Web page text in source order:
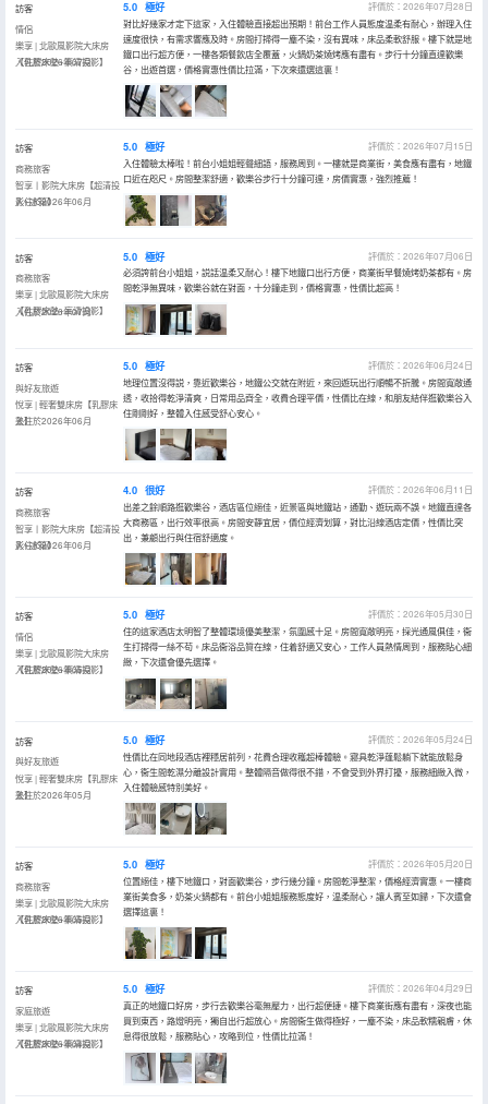
訪客
情侶
樂享 | 北歐風影院大床房
【乳膠床墊+高清投影】
入住於2026年07月
5.0 極好
評價於：2026年07月28日
對比好幾家才定下這家，入住體驗直接超出預期！前台工作人員態度温柔有耐心，辦理入住
速度很快，有需求響應及時。房間打掃得一塵不染，沒有異味，床品柔軟舒服。樓下就是地
鐵口出行超方便，一樓各類餐飲店全覆蓋，火鍋奶茶燒烤應有盡有。步行十分鐘直達歡樂
谷，出遊首選，價格實惠性價比拉滿，下次來還選這裏！
訪客
商務旅客
智享丨影院大床房【超清投
影+冰箱】
入住於2026年06月
5.0 極好
評價於：2026年07月15日
入住體驗太棒啦！前台小姐姐輕聲細語，服務周到。一樓就是商業街，美食應有盡有，地鐵
口近在咫尺。房間整潔舒適，歡樂谷步行十分鐘可達，房價實惠，強烈推薦！
訪客
商務旅客
樂享 | 北歐風影院大床房
【乳膠床墊+高清投影】
入住於2026年07月
5.0 極好
評價於：2026年07月06日
必須誇前台小姐姐，説話温柔又耐心！樓下地鐵口出行方便，商業街早餐燒烤奶茶都有。房
間乾淨無異味，歡樂谷就在對面，十分鐘走到，價格實惠，性價比超高！
訪客
與好友旅遊
悅享 | 輕奢雙床房【乳膠床
墊】
入住於2026年06月
5.0 極好
評價於：2026年06月24日
地理位置沒得説，靠近歡樂谷，地鐵公交就在附近，來回遊玩出行順暢不折騰。房間寬敞通
透，收拾得乾淨清爽，日常用品齊全，收費合理平價，性價比在線，和朋友結伴逛歡樂谷入
住剛剛好，整體入住感受舒心安心。
訪客
商務旅客
智享丨影院大床房【超清投
影+冰箱】
入住於2026年06月
4.0 很好
評價於：2026年06月11日
出差之餘順路逛歡樂谷，酒店區位絕佳，近景區與地鐵站，通勤、遊玩兩不誤。地鐵直達各
大商務區，出行效率很高。房間安靜宜居，價位經濟划算，對比沿線酒店定價，性價比突
出，兼顧出行與住宿舒適度。
訪客
情侶
樂享 | 北歐風影院大床房
【乳膠床墊+高清投影】
入住於2026年05月
5.0 極好
評價於：2026年05月30日
住的這家酒店太明智了整體環境優美整潔，氛圍感十足。房間寬敞明亮，採光通風俱佳，衞
生打掃得一絲不苟。床品衞浴品質在線，住着舒適又安心，工作人員熱情周到，服務貼心細
緻，下次還會優先選擇。
訪客
與好友旅遊
悅享 | 輕奢雙床房【乳膠床
墊】
入住於2026年05月
5.0 極好
評價於：2026年05月24日
性價比在同地段酒店裡穩居前列，花費合理收穫超棒體驗。寢具乾淨蓬鬆躺下就能放鬆身
心，衞生間乾濕分離設計實用。整體隔音做得很不錯，不會受到外界打擾，服務細緻入微，
入住體驗感特別美好。
訪客
商務旅客
樂享 | 北歐風影院大床房
【乳膠床墊+高清投影】
入住於2026年05月
5.0 極好
評價於：2026年05月20日
位置絕佳，樓下地鐵口，對面歡樂谷，步行幾分鐘。房間乾淨整潔，價格經濟實惠。一樓商
業街美食多，奶茶火鍋都有。前台小姐姐服務態度好，温柔耐心，讓人賓至如歸，下次還會
選擇這裏！
訪客
家庭旅遊
樂享 | 北歐風影院大床房
【乳膠床墊+高清投影】
入住於2026年04月
5.0 極好
評價於：2026年04月29日
真正的地鐵口好房，步行去歡樂谷毫無壓力，出行超便捷。樓下商業街應有盡有，深夜也能
買到東西，路燈明亮，獨自出行超放心。房間衞生做得極好，一塵不染，床品軟糯親膚，休
息得很放鬆，服務貼心，攻略到位，性價比拉滿！